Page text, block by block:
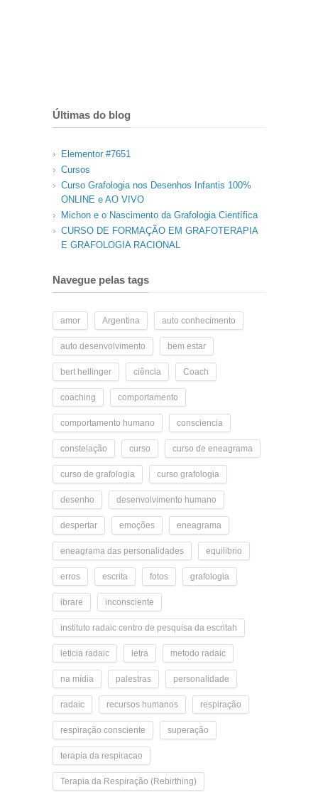
Últimas do blog
Elementor #7651
Cursos
Curso Grafologia nos Desenhos Infantis 100%
ONLINE e AO VIVO
Michon e o Nascimento da Grafologia Científica
CURSO DE FORMAÇÃO EM GRAFOTERAPIA
E GRAFOLOGIA RACIONAL
Navegue pelas tags
amor Argentina auto conhecimento
auto desenvolvimento bem estar
bert hellinger ciência Coach
coaching comportamento
comportamento humano consciencia
constelação curso curso de eneagrama
curso de grafologia curso grafologia
desenho desenvolvimento humano
despertar emoções eneagrama
eneagrama das personalidades equilibrio
erros escrita fotos grafologia
ibrare inconsciente
instituto radaic centro de pesquisa da escritah
leticia radaic letra metodo radaic
na mídia palestras personalidade
radaic recursos humanos respiração
respiração consciente superação
terapia da respiracao
Terapia da Respiração (Rebirthing)